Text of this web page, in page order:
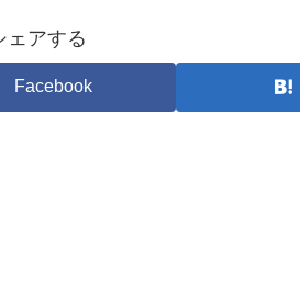
ェアする
Facebook